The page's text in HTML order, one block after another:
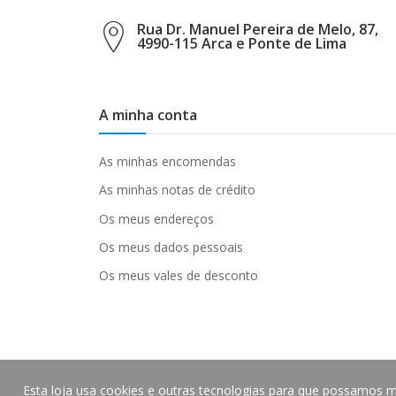
Rua Dr. Manuel Pereira de Melo, 87,
4990-115 Arca e Ponte de Lima
A minha conta
As minhas encomendas
As minhas notas de crédito
Os meus endereços
Os meus dados pessoais
Os meus vales de desconto
Esta loja usa cookies e outras tecnologias para que possamos